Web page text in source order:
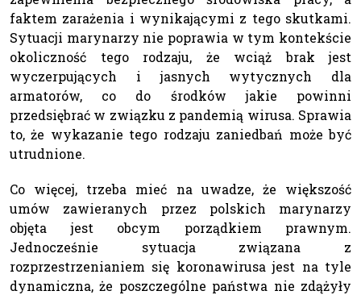
faktem zarażenia i wynikającymi z tego skutkami.
Sytuacji marynarzy nie poprawia w tym kontekście
okoliczność tego rodzaju, że wciąż brak jest
wyczerpujących i jasnych wytycznych dla
armatorów, co do środków jakie powinni
przedsiębrać w związku z pandemią wirusa. Sprawia
to, że wykazanie tego rodzaju zaniedbań może być
utrudnione.
Co więcej, trzeba mieć na uwadze, że większość
umów zawieranych przez polskich marynarzy
objęta jest obcym porządkiem prawnym.
Jednocześnie sytuacja związana z
rozprzestrzenianiem się koronawirusa jest na tyle
dynamiczna, że poszczególne państwa nie zdążyły